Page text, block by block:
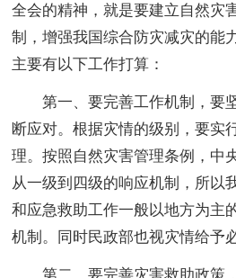
全会的精神，就是要建立自然灾
制，增强我国综合防灾减灾的能
主要有以下工作打算：
第一、要完善工作机制，要
断应对。根据灾情的级别，要实
理。按照自然灾害管理条例，中
从一级到四级的响应机制，所以
和应急救助工作一般以地方为主
机制。同时民政部也视灾情给予
第二、要完善灾害救助政策